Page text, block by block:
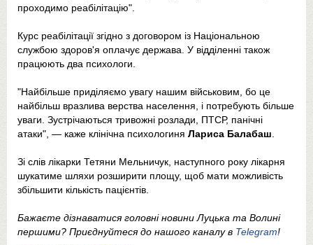
проходимо реабілітацію".
Курс реабілітації згідно з договором із Національною
службою здоров'я оплачує держава. У відділенні також
працюють два психологи.
"Найбільше приділяємо увагу нашим військовим, бо це
найбільш вразлива верства населення, і потребують більше
уваги. Зустрічаються тривожні розлади, ПТСР, панічні
атаки", — каже клінічна психологиня Лариса Балабаш
Зі слів лікарки Тетяни Мельничук, наступного року лікарня
шукатиме шляхи розширити площу, щоб мати можливість
збільшити кількість пацієнтів.
Бажаєте дізнаватися головні новини Луцька та Волині
першими? Приєднуйтеся до нашого каналу в Telegram!